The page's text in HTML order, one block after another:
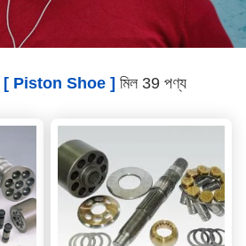
[ Piston Shoe ] মিল 39 পণ্য